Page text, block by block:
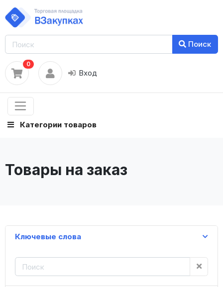
Поиск
0
Вход
Категории товаров
Товары на заказ
Ключевые слова